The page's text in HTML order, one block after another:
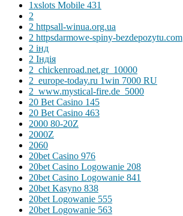
1xslots Mobile 431
2
2 httpsall-winua.org.ua
2 httpsdarmowe-spiny-bezdepozytu.com
2 інд
2 Індія
2_chickenroad.net.gr_10000
2_europe-today.ru 1win 7000 RU
2_www.mystical-fire.de_5000
20 Bet Casino 145
20 Bet Casino 463
2000 80-20Z
2000Z
2060
20bet Casino 976
20bet Casino Logowanie 208
20bet Casino Logowanie 841
20bet Kasyno 838
20bet Logowanie 555
20bet Logowanie 563